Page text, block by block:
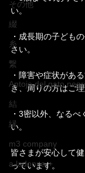
その他
綴
糸
繋
Antojo del gato
結
縁
m3 company
a.ladonna.+
い。
・成長期の子ども
さい。
・障害や症状があ
き、周りの方はご理
・3密以外、なるべ
い。
皆さまが安心して
っています。